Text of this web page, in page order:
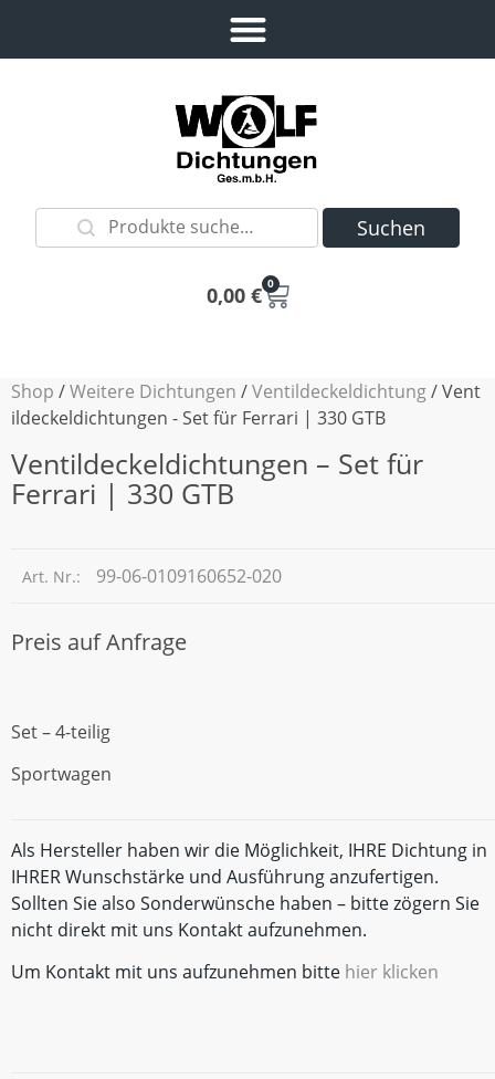
Suchen
0,00 € 0
Shop /Weitere Dichtungen /Ventildeckeldichtung/ Vent
ildeckeldichtungen - Set für Ferrari | 330 GTB
Ventildeckeldichtungen – Set für
Ferrari | 330 GTB
Art. Nr.: 99-06-0109160652-020
Preis auf Anfrage
Set – 4-teilig
Sportwagen
Als Hersteller haben wir die Möglichkeit, IHRE Dichtung in
IHRER Wunschstärke und Ausführung anzufertigen.
Sollten Sie also Sonderwünsche haben – bitte zögern Sie
nicht direkt mit uns Kontakt aufzunehmen.
Um Kontakt mit uns aufzunehmen bitte hier klicken